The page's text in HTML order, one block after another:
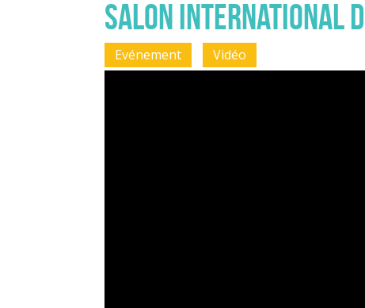
Salon international
Evénement Vidéo